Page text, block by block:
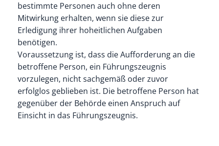
bestimmte Personen auch ohne deren
Mitwirkung erhalten, wenn sie diese zur
Erledigung ihrer hoheitlichen Aufgaben
benötigen.
Voraussetzung ist, dass die Aufforderung an die
betroffene Person, ein Führungszeugnis
vorzulegen, nicht sachgemäß oder zuvor
erfolglos geblieben ist. Die betroffene Person hat
gegenüber der Behörde einen Anspruch auf
Einsicht in das Führungszeugnis.